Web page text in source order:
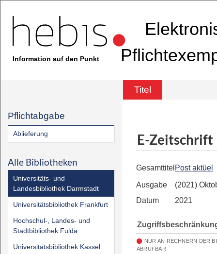
Information auf den Punkt
Titel
Pflichtabgabe
Ablieferung
Alle Bibliotheken
Universitäts- und
Landesbibliothek Darmstadt
Universitätsbibliothek Frankfurt
Hochschul-, Landes- und
Stadtbibliothek Fulda
Universitätsbibliothek Kassel
E-Zeitschrift
Gesamttitel Post aktüel
Ausgabe
(2021)
Datum
2021
NUR AN RECHNERN DER
ABRUFBAR